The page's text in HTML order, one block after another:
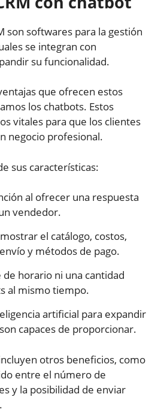
son softwares para la gestión
se integran con
su funcionalidad.
que ofrecen estos
los chatbots. Estos
vitales para que los clientes
negocio profesional.
sus características:
al ofrecer una respuesta
vendedor.
el catálogo, costos,
y métodos de pago.
horario ni una cantidad
al mismo tiempo.
artificial para expandir
capaces de proporcionar.
otros beneficios, como
entre el número de
y la posibilidad de enviar